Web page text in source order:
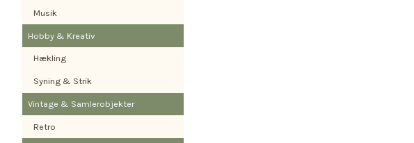
Musik
Hobby & Kreativ
Hækling
Syning & Strik
Vintage & Samlerobjekter
Retro